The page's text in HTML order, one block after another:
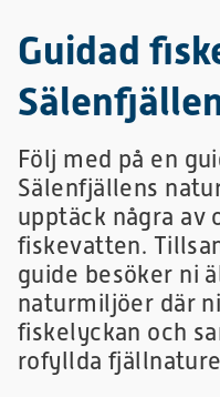
Guidad
Följ med på en
Sälenfjällens
upptäck några av
fiskevatten.
guide besöker ni
naturmiljöer där
fiskelyckan och
rofyllda